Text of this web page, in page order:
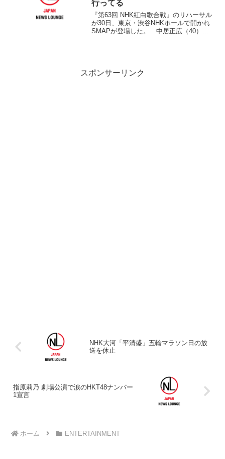
行ってる
『第63回 NHK紅白歌合戦』のリハーサル
が30日、東京・渋谷NHKホールで開かれ
SMAPが登場した。 中居正広（40）、
スポンサーリンク
NHK大河「平清盛」五輪マラソン日の放
送を休止
指原莉乃 劇場公演で涙のHKT48ナンバー
1宣言
ホーム ENTERTAINMENT